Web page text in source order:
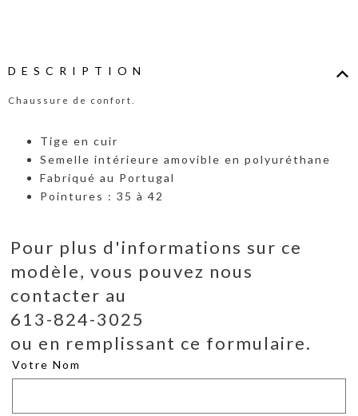
DESCRIPTION
Chaussure de confort.
Tige en cuir
Semelle intérieure amovible en polyuréthane
Fabriqué au Portugal
Pointures : 35 à 42
Pour plus d'informations sur ce
modèle, vous pouvez nous
contacter au
613-824-3025
ou en remplissant ce formulaire.
Votre Nom